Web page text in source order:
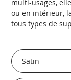
multi-usages,
ou en intérieur,
tous types de